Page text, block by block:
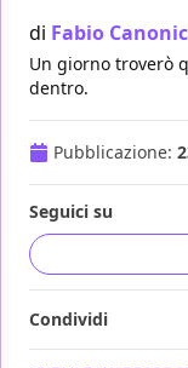
di Fabio
Un giorno troverò
dentro.
Pubblicazione:
Seguici su
Condividi